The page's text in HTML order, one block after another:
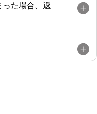
た場合、返